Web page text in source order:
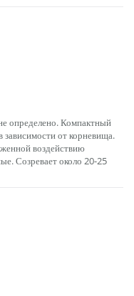
определено. Компактный
от корневища.
воздействию
Созревает около 20-25